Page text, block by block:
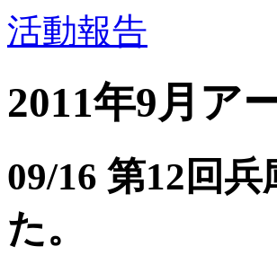
活動報告
2011年9月ア
09/16 第12回
た。